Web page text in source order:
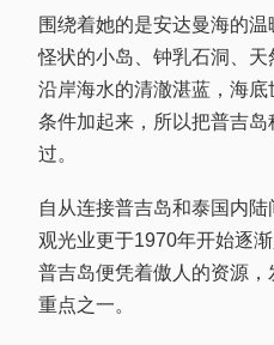
围绕着她的是安达曼海的
怪状的小岛、钟乳石洞、
沿岸海水的清澈湛蓝，海
条件加起来，所以把普吉
过。
自从连接普吉岛和泰国内陆
观光业更于1970年开始逐
普吉岛便凭着傲人的资源
重点之一。